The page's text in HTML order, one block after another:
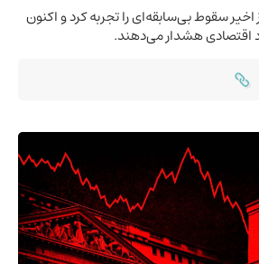
اخیر سقوط بی‌سابقه‌ای را تجربه کرد و اکنون
اقتصادی هشدار می‌دهند.